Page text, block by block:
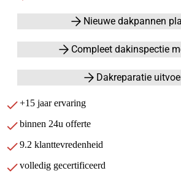
Nieuwe dakpannen
Compleet dakinspectie
Dakreparatie
+15 jaar ervaring
binnen 24u offerte
9.2 klanttevredenheid
volledig gecertificeerd